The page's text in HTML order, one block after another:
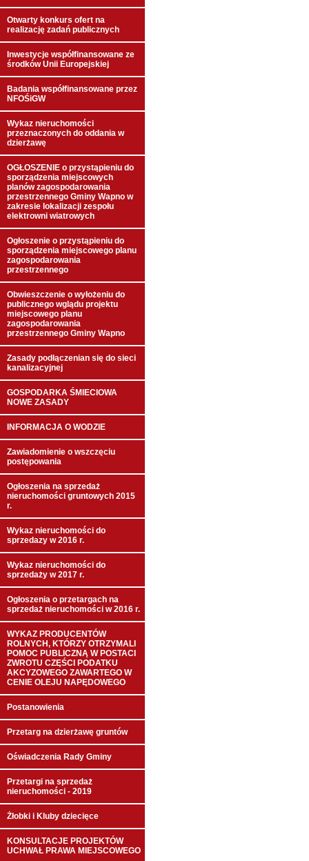
Otwarty konkurs ofert na
realizację zadań publicznych
Inwestycje współfinansowane ze
środków Unii Europejskiej
Badania współfinansowane przez
NFOŚiGW
Wykaz nieruchomości
przeznaczonych do oddania w
dzierżawę
OGŁOSZENIE o przystąpieniu do
sporządzenia miejscowych
planów zagospodarowania
przestrzennego Gminy Wapno w
zakresie lokalizacji zespołu
elektrowni wiatrowych
Ogłoszenie o przystąpieniu do
sporządzenia miejscowego planu
zagospodarowania
przestrzennego
Obwieszczenie o wyłożeniu do
publicznego wglądu projektu
miejscowego planu
zagospodarowania
przestrzennego Gminy Wapno
Zasady podłączenian się do sieci
kanalizacyjnej
GOSPODARKA ŚMIECIOWA
NOWE ZASADY
INFORMACJA O WODZIE
Zawiadomienie o wszczęciu
postępowania
Ogłoszenia na sprzedaż
nieruchomości gruntowych 2015
r.
Wykaz nieruchomości do
sprzedazy w 2016 r.
Wykaz nieruchomości do
sprzedaży w 2017 r.
Ogłoszenia o przetargach na
sprzedaż nieruchomości w 2016 r.
WYKAZ PRODUCENTÓW
ROLNYCH, KTÓRZY OTRZYMALI
POMOC PUBLICZNĄ W POSTACI
ZWROTU CZĘŚCI PODATKU
AKCYZOWEGO ZAWARTEGO W
CENIE OLEJU NAPĘDOWEGO
Postanowienia
Przetarg na dzierżawę gruntów
Oświadczenia Rady Gminy
Przetargi na sprzedaż
nieruchomości - 2019
Żłobki i Kluby dziecięce
KONSULTACJE PROJEKTÓW
UCHWAŁ PRAWA MIEJSCOWEGO